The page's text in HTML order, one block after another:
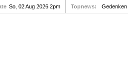
So, 02 Aug 2026 2pm Topnews: Gedenken